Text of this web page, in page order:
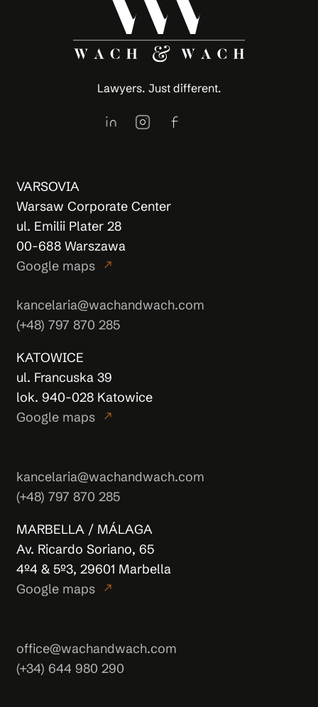
Lawyers. Just different.
VARSOVIA
Warsaw Corporate Center
ul. Emilii Plater 28
00-688 Warszawa
Google maps
north_east
kancelaria@wachandwach.com
(+48) 797 870 285
KATOWICE
ul. Francuska 39
lok. 940-028 Katowice
Google maps
north_east
kancelaria@wachandwach.com
(+48) 797 870 285
MARBELLA / MÁLAGA
Av. Ricardo Soriano, 65
4º4 & 5º3, 29601 Marbella
Google maps
north_east
office@wachandwach.com
(+34) 644 980 290